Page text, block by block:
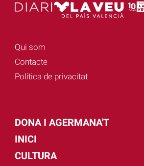
Qui som
Contacte
Política de privacitat
DONA I AGERMANA'T
INICI
CULTURA